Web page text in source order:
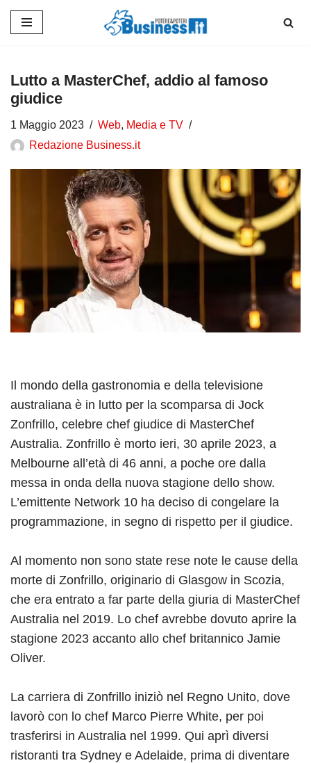
contenuto
Lutto a MasterChef, addio al famoso
giudice
1 Maggio 2023 Web, Media e TV
Redazione Business.it
Il mondo della gastronomia e della televisione
australiana è in lutto per la scomparsa di Jock
Zonfrillo, celebre chef giudice di MasterChef
Australia. Zonfrillo è morto ieri, 30 aprile 2023, a
Melbourne all’età di 46 anni, a poche ore dalla
messa in onda della nuova stagione dello show.
L’emittente Network 10 ha deciso di congelare la
programmazione, in segno di rispetto per il giudice.
Al momento non sono state rese note le cause della
morte di Zonfrillo, originario di Glasgow in Scozia,
che era entrato a far parte della giuria di MasterChef
Australia nel 2019. Lo chef avrebbe dovuto aprire la
stagione 2023 accanto allo chef britannico Jamie
Oliver.
La carriera di Zonfrillo iniziò nel Regno Unito, dove
lavorò con lo chef Marco Pierre White, per poi
trasferirsi in Australia nel 1999. Qui aprì diversi
ristoranti tra Sydney e Adelaide, prima di diventare